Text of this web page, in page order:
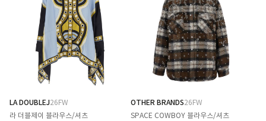
LA DOUBLEJ26FW
라 더블제이 블라우스/셔츠
OTHER BRANDS26FW
SPACE COWBOY 블라우스/셔츠